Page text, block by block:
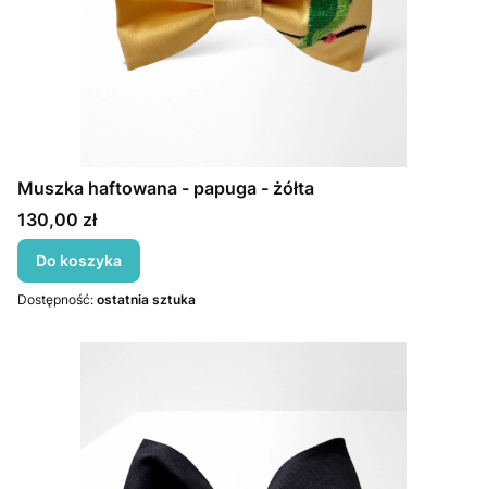
Muszka haftowana - papuga - żółta
Cena
130,00 zł
Do koszyka
Dostępność: ostatnia sztuka